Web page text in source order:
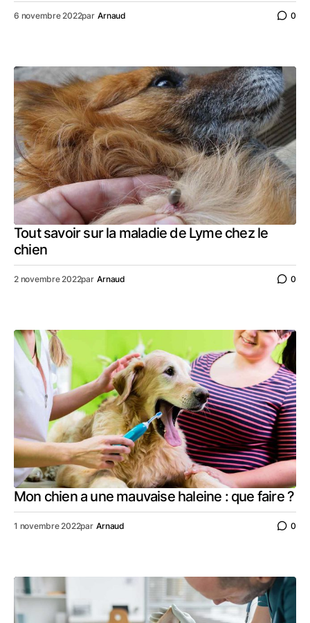
6 novembre 2022par Arnaud 0
Tout savoir sur la maladie de Lyme chez le
chien
2 novembre 2022par Arnaud 0
Mon chien a une mauvaise haleine : que faire ?
1 novembre 2022par Arnaud 0